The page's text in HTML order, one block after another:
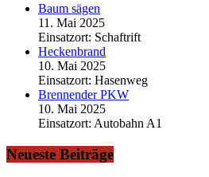
Baum sägen
11. Mai 2025
Einsatzort: Schaftrift
Heckenbrand
10. Mai 2025
Einsatzort: Hasenweg
Brennender PKW
10. Mai 2025
Einsatzort: Autobahn A1
Neueste Beiträge